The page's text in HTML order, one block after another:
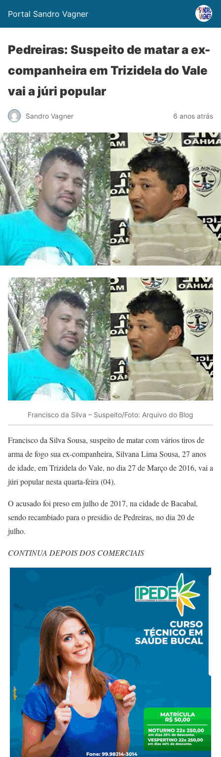
Portal Sandro Vagner
Pedreiras: Suspeito de matar a ex-
companheira em Trizidela do Vale
vai a júri popular
Sandro Vagner 6 anos atrás
Francisco da Silva – Suspeito/Foto: Arquivo do Blog
Francisco da Silva Sousa, suspeito de matar com vários tiros de
arma de fogo sua ex-companheira, Silvana Lima Sousa, 27 anos
de idade, em Trizidela do Vale, no dia 27 de Março de 2016, vai a
júri popular nesta quarta-feira (04).
O acusado foi preso em julho de 2017, na cidade de Bacabal,
sendo recambiado para o presídio de Pedreiras, no dia 20 de
julho.
CONTINUA DEPOIS DOS COMERCIAIS